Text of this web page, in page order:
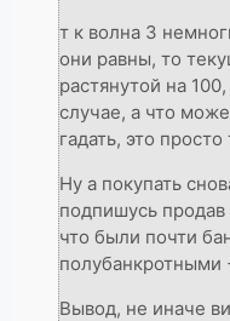
т к волна 3
они равны, то
растянутой на
случае, а что
гадать, это просто
Ну а покупать
подпишусь
что были почти
полубанкротными
Вывод, не иначе